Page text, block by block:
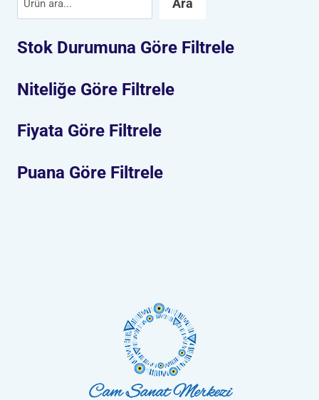
Ara
Stok Durumuna Göre Filtrele
Niteliğe Göre Filtrele
Fiyata Göre Filtrele
Puana Göre Filtrele